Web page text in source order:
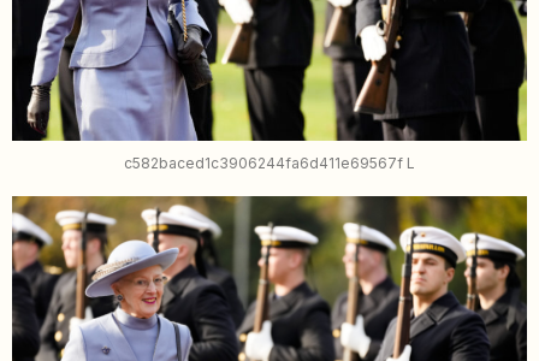
c582baced1c3906244fa6d411e69567f L